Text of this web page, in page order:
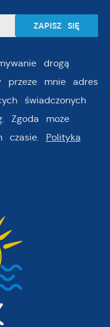
drogą
przeze mnie adres
świadczonych
Zgoda może
czasie. Polityka